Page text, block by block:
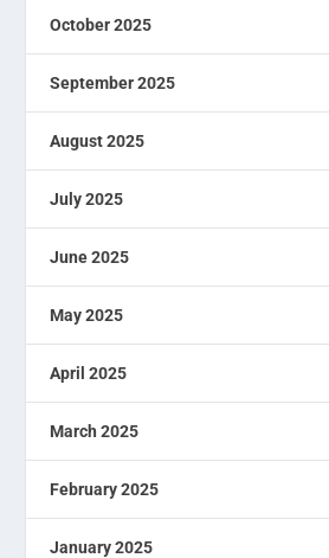
October 2025
September 2025
August 2025
July 2025
June 2025
May 2025
April 2025
March 2025
February 2025
January 2025